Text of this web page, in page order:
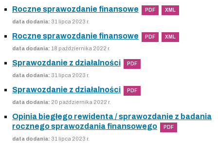
Roczne sprawozdanie finansowe PDF XML
data dodania: 31 lipca 2023 r.
Roczne sprawozdanie finansowe PDF XML
data dodania: 18 października 2022 r.
Sprawozdanie z działalności PDF
data dodania: 31 lipca 2023 r.
Sprawozdanie z działalności PDF
data dodania: 20 października 2022 r.
Opinia biegłego rewidenta / sprawozdanie z badania
rocznego sprawozdania finansowego
PDF
data dodania: 31 lipca 2023 r.